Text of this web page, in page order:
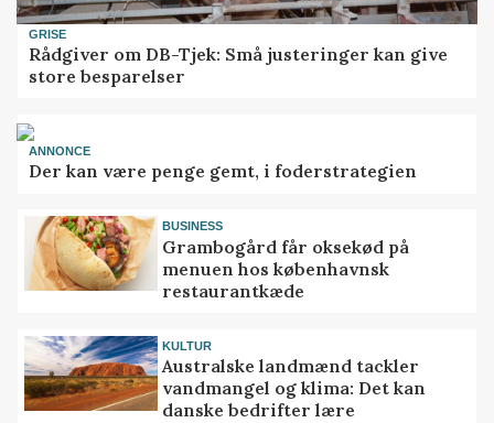
GRISE
Rådgiver om DB-Tjek: Små justeringer kan give
store besparelser
ANNONCE
Der kan være penge gemt, i foderstrategien
BUSINESS
Grambogård får oksekød på
menuen hos københavnsk
restaurantkæde
KULTUR
Australske landmænd tackler
vandmangel og klima: Det kan
danske bedrifter lære